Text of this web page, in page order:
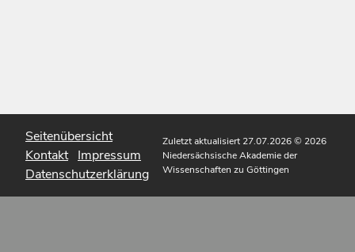
Seitenübersicht
Kontakt Impressum
Datenschutzerklärung
Zuletzt aktualisiert 27.07.2026© 2026
Niedersächsische Akademie der
Wissenschaften zu Göttingen